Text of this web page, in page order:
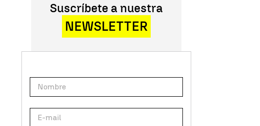
Suscríbete a nuestra
NEWSLETTER